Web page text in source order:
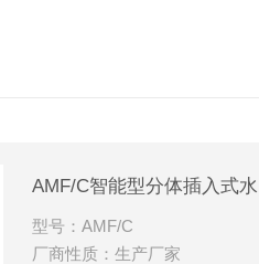
型号：AMF/C
厂商性质：生产厂家